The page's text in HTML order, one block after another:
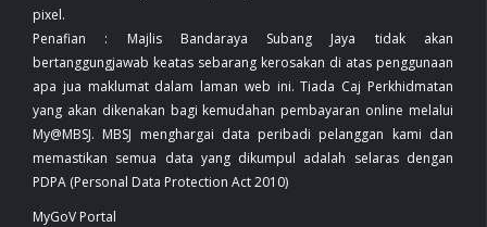
pixel.
Penafian : Majlis Bandaraya Subang Jaya tidak akan
bertanggungjawab keatas sebarang kerosakan di atas penggunaan
apa jua maklumat dalam laman web ini. Tiada Caj Perkhidmatan
yang akan dikenakan bagi kemudahan pembayaran online melalui
My@MBSJ. MBSJ menghargai data peribadi pelanggan kami dan
memastikan semua data yang dikumpul adalah selaras dengan
PDPA (Personal Data Protection Act 2010)
MyGoV Portal